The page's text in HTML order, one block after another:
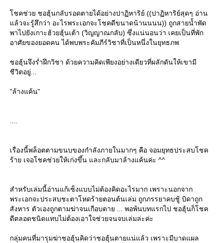
ชคช่วย ชอฮุ้นกลับรอดตายได้อย่างปาฏิหาริย์ ((ปาฏิหาริย์สุดๆ อ่าน
ล้วจะรู้สึกว่า อะไรพระเอกจะโชคดีขนาดน้านนนน)) ถูกสายน้ำพัด
พาไปยังเกาะฮ้วยฮุ้นเต้า (วิญญาณกลับ) ซึ่งแน่นอนว่า เคยเป็นที่พัก
อาศัยของยอดคน ได้พบพระคัมภีร์วิชาที่เป็นหนึ่งในยุทธภพ
ชอฮุ้นจึงร่ำฝึกวิชา ด้วยความคิดเพียงอย่างเดียวที่ผลักดันให้เขามี
ชีวิตอยู่...
"ล้างแค้น"
เรื่องนี้พล็อตตามขนบของกำลังภายในมากๆ คือ จอมยุทธประสบโชค
ร้าย เจอโชคช่วยให้เก่งขึ้น และกลับมาล้างแค้นค่ะ ^^
สำหรับเล่มนี้อ่านแก้เซ็งแบบไม่ต้องคิดอะไรมาก เพราะนอกจาก
พระเอกจะประสบชะตาโหดร้ายตอนต้นเล่ม ถูกภรรยาคบชู้ บิดาถูก
สังหาร ตัวเองถูกตามฆ่าจนเกือบตาย ... พอพ้นบทแรกไป ชอฮุ้นก็โชค
ดีตลอดชนิดแทบไม่ต้องเอาใจช่วยจนจบเล่มล่ะค่ะ
กลุ่มคนที่มารุมฆ่าชอฮุ้นคิดว่าชอฮุ้นตายแน่แล้ว เพราะมีบาดแผล